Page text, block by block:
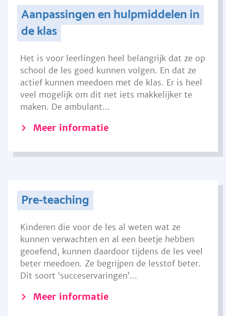
Aanpassingen en hulpmiddelen in
de klas
Het is voor leerlingen heel belangrijk dat ze op
school de les goed kunnen volgen. En dat ze
actief kunnen meedoen met de klas. Er is heel
veel mogelijk om dit net iets makkelijker te
maken. De ambulant...
Meer informatie
Pre-teaching
Kinderen die voor de les al weten wat ze
kunnen verwachten en al een beetje hebben
geoefend, kunnen daardoor tijdens de les veel
beter meedoen. Ze begrijpen de lesstof beter.
Dit soort ‘succeservaringen’...
Meer informatie